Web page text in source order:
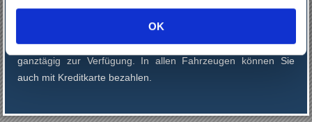
OK
Unsere Fahrzeuge sind innen und außen gepflegt und sauber.
Unsere erfahrenen Schofföre verfügen über mehrjährige
Routine. Sie sind tadellos gekleidet und stehen Ihnen
ganztägig zur Verfügung. In allen Fahrzeugen können Sie
auch mit Kreditkarte bezahlen.